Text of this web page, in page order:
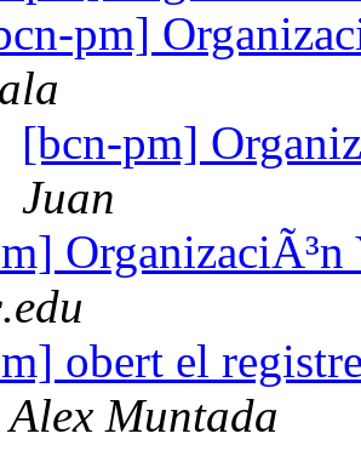
pm]
[bcn-pm]
Juan
obert el
Alex Muntada